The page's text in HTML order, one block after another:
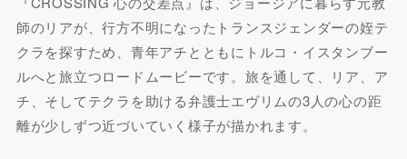
師のリアが、行方不明になったトランスジェンダーの姪テ
クラを探すため、青年アチとともにトルコ・イスタンブー
ルへと旅立つロードムービーです。旅を通して、リア、ア
チ、そしてテクラを助ける弁護士エヴリムの3人の心の距
離が少しずつ近づいていく様子が描かれます。